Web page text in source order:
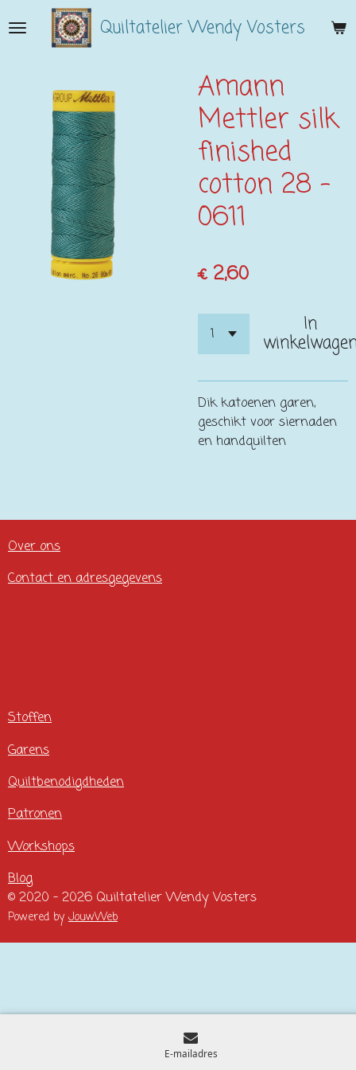
direct
hoofdinhoud
Quiltatelier Wendy Vosters
Amann
Mettler silk
finished
cotton 28 -
0611
€ 2,60
In
Dik katoenen garen,
geschikt voor siernaden
en handquilten
Over ons
Contact en adresgegevens
Stoffen
Garens
Quiltbenodigdheden
Patronen
Workshops
Blog
© 2020 - 2026 Quiltatelier Wendy Vosters
Powered byJouwWeb
E-mailadres